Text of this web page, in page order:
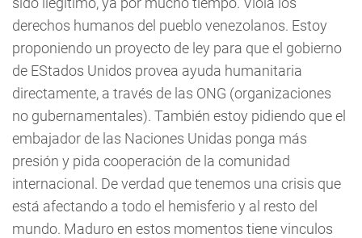
derechos humanos del pueblo venezolanos. Estoy
proponiendo un proyecto de ley para que el gobierno
de EStados Unidos provea ayuda humanitaria
directamente, a través de las ONG (organizaciones
no gubernamentales). También estoy pidiendo que el
embajador de las Naciones Unidas ponga más
presión y pida cooperación de la comunidad
internacional. De verdad que tenemos una crisis que
está afectando a todo el hemisferio y al resto del
mundo. Maduro en estos momentos tiene vinculos